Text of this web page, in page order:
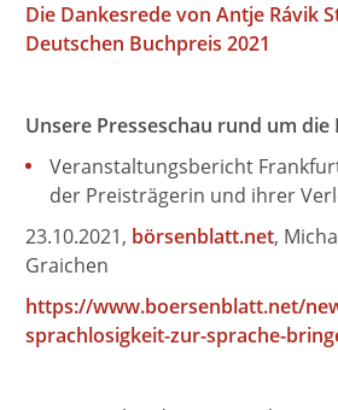
Die Dankesrede von Antje Rávik
Deutschen Buchpreis 2021
Unsere Presseschau rund um die
Veranstaltungsbericht
der Preisträgerin und ihrer
23.10.2021, börsenblatt.net,
Graichen
https://www.boersenblatt.net/
sprachlosigkeit-zur-sprache-